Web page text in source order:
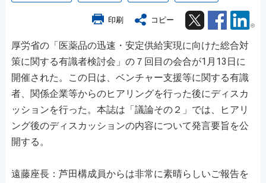
印刷 コピー Twitter Facebook
厚労省の「医薬品の迅速・安定供給実現に向けた総合対
策に関する有識者検討会」の７回目の会合が1月13日に
開催された。この日は、ベンチャー支援等に関する有識
者、関係企業等からのヒアリングを行った後にディスカ
ッションを行った。本誌は「議論その２」では、ヒアリ
ング後のディスカッションの内容について発言要旨を公
開する。
遠藤座長：芦田構成員からは非常に素晴らしいご報告を